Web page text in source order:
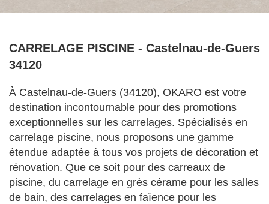
CARRELAGE PISCINE - Castelnau-de-Guers
34120
À Castelnau-de-Guers (34120), OKARO est votre
destination incontournable pour des promotions
exceptionnelles sur les carrelages. Spécialisés en
carrelage piscine, nous proposons une gamme
étendue adaptée à tous vos projets de décoration et
rénovation. Que ce soit pour des carreaux de
piscine, du carrelage en grès cérame pour les salles
de bain, des carrelages en faïence pour les